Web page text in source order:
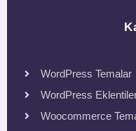
WordPress Temalar
WordPress
Woocommerce